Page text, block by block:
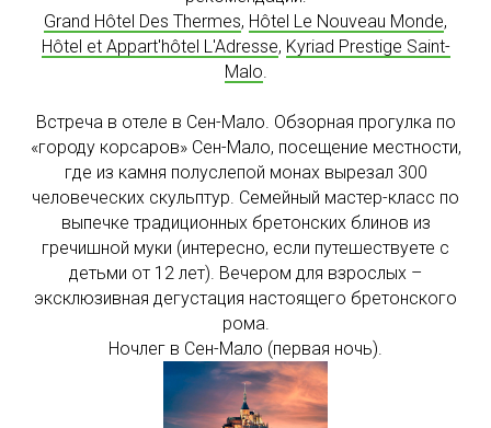
Grand Hôtel Des Thermes, Hôtel Le Nouveau Monde,
Hôtel et Appart'hôtel L'Adresse, Kyriad Prestige Saint-
Malo.
Встреча в отеле в Сен-Мало. Обзорная прогулка по
«городу корсаров» Сен-Мало, посещение местности,
где из камня полуслепой монах вырезал 300
человеческих скульптур. Семейный мастер-класс по
выпечке традиционных бретонских блинов из
гречишной муки (интересно, если путешествуете с
детьми от 12 лет). Вечером для взрослых –
эксклюзивная дегустация настоящего бретонского
рома.
Ночлег в Сен-Мало (первая ночь).